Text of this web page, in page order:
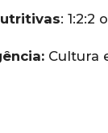
: 1:2:2
Cultura